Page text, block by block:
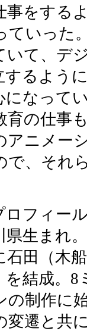
事をする
ていった
いて、デ
するよう
になって
育の仕事
アニメー
で、それ
ロフィール
県生まれ
石田（木
を結成。
の制作に
変遷と共